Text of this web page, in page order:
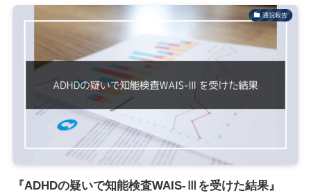
通院報告
『ADHDの疑いで知能検査WAIS-Ⅲを受けた結果』